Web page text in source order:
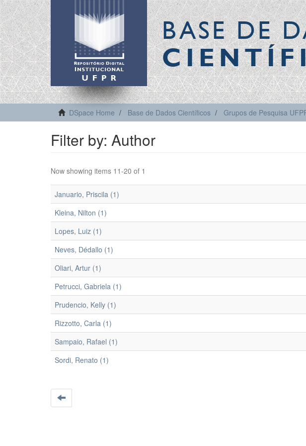
BASE DE
DSpace Home Base de Dados Científicos Grupos de Pesquisa
Filter by: Author
Now showing items 11-20 of 1
Januario, Priscila (1)
Kleina, Nilton (1)
Lopes, Luiz (1)
Neves, Dédallo (1)
Oliari, Artur (1)
Petrucci, Gabriela (1)
Prudencio, Kelly (1)
Rizzotto, Carla (1)
Sampaio, Rafael (1)
Sordi, Renato (1)